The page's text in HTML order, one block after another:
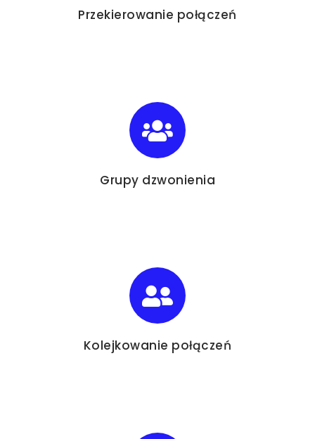
Przekierowanie połączeń
Grupy dzwonienia
Kolejkowanie połączeń